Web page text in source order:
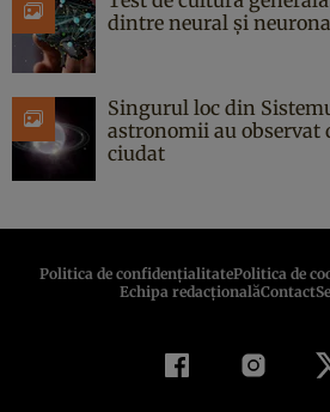
dintre neural și
Singurul loc din
astronomii au observat
ciudat
Politica de confidenţialitatePolitica de
Echipa redacționalăContact